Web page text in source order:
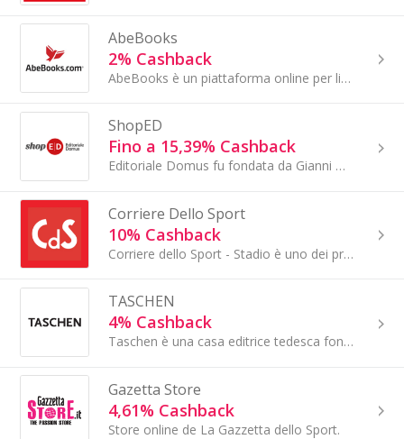
AbeBooks
2% Cashback
AbeBooks è un piattaforma online per libri, articoli d'arte e articoli da collezione dove è possibile scoprire e acquistare le proprie passioni.
ShopED
Fino a 15,39% Cashback
Editoriale Domus fu fondata da Gianni Mazzocchi nel 1929. Con i suoi brand – Domus, Quattroruote, Ruoteclassiche, Youngtimer, AutoItaliana,...
Corriere Dello Sport
10% Cashback
Corriere dello Sport - Stadio è uno dei principali quotidiani sportivi italiani di proprietà della Gruppo Amodei Editore. Corriere dello Sport -...
TASCHEN
4% Cashback
Taschen è una casa editrice tedesca fondata nel 1980 da Benedikt Taschen. È rinomata per la pubblicazione di libri d'arte, architettura...
Gazetta Store
4,61% Cashback
Store online de La Gazzetta dello Sport.